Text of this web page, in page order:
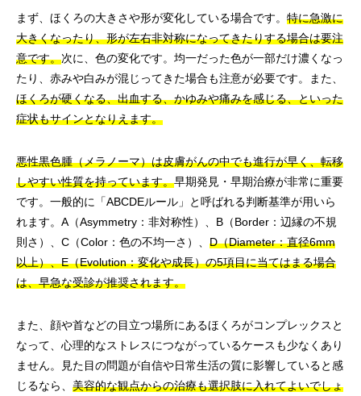
まず、ほくろの大きさや形が変化している場合です。 特に急激に
大きくなったり、形が左右非対称になってきたりする場合は要注
意です。次に、色の変化です。均一だった色が一部だけ濃くなっ
たり、赤みや白みが混じってきた場合も注意が必要です。また、
ほくろが硬くなる、出血する、かゆみや痛みを感じる、といった
症状もサインとなりえます。
悪性黒色腫（メラノーマ）は皮膚がんの中でも進行が早く、転移
しやすい性質を持っています。早期発見・早期治療が非常に重要
です。一般的に「ABCDEルール」と呼ばれる判断基準が用いら
れます。A（Asymmetry：非対称性）、B（Border：辺縁の不規
則さ）、C（Color：色の不均一さ）、 D（Diameter：直径6mm
以上）、E（Evolution：変化や成長）の5項目に当てはまる場合
は、早急な受診が推奨されます。
また、顔や首などの目立つ場所にあるほくろがコンプレックスと
なって、心理的なストレスにつながっているケースも少なくあり
ません。見た目の問題が自信や日常生活の質に影響していると感
じるなら、 美容的な観点からの治療も選択肢に入れてよいでしょ